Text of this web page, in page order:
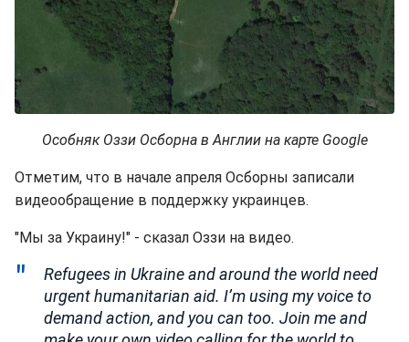
Особняк Оззи Осборна в Англии на карте Google
Отметим, что в начале апреля Осборны записали
видеообращение в поддержку украинцев.
"Мы за Украину!" - сказал Оззи на видео.
Refugees in Ukraine and around the world need
urgent humanitarian aid. I’m using my voice to
demand action, and you can too. Join me and